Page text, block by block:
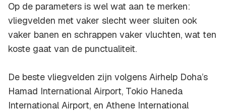
Op de parameters is wel wat aan te merken:
vliegvelden met vaker slecht weer sluiten ook
vaker banen en schrappen vaker vluchten, wat ten
koste gaat van de punctualiteit.
De beste vliegvelden zijn volgens Airhelp Doha’s
Hamad International Airport, Tokio Haneda
International Airport, en Athene International